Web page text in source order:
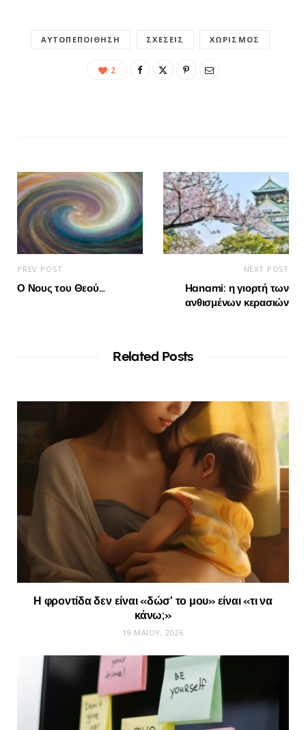
ΑΥΤΟΠΕΠΟΊΘΗΣΗ ΣΧΈΣΕΙΣ ΧΩΡΙΣΜΌΣ
2
PREV POST
Ο Νους του Θεού…
NEXT POST
Hanami: η γιορτή των
ανθισμένων κερασιών
Related Posts
Η φροντίδα δεν είναι «δώσ’ το μου» είναι «τι να
κάνω;»
19 ΜΑΪ́ΟΥ, 2026